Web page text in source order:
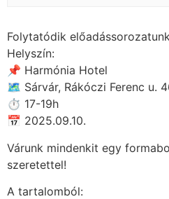
Folytatódik
Helyszín:
📌 Harmónia Hotel
🗺 Sárvár, Rákóczi Ferenc u.
⏱ 17-19h
📅 2025.09.10.
Várunk mindenkit egy
szeretettel!
A tartalomból: